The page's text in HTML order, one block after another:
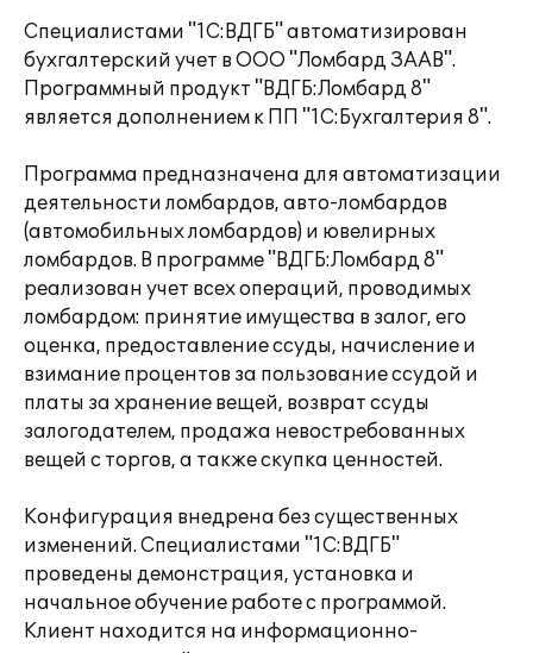
Специалистами "1С:ВДГБ" автоматизирован
бухгалтерский учет в ООО "Ломбард ЗААВ".
Программный продукт "ВДГБ:Ломбард 8"
является дополнением к ПП "1С:Бухгалтерия 8".
Программа предназначена для автоматизации
деятельности ломбардов, авто-ломбардов
(автомобильных ломбардов) и ювелирных
ломбардов. В программе "ВДГБ:Ломбард 8"
реализован учет всех операций, проводимых
ломбардом: принятие имущества в залог, его
оценка, предоставление ссуды, начисление и
взимание процентов за пользование ссудой и
платы за хранение вещей, возврат ссуды
залогодателем, продажа невостребованных
вещей с торгов, а также скупка ценностей.
Конфигурация внедрена без существенных
изменений. Специалистами "1С:ВДГБ"
проведены демонстрация, установка и
начальное обучение работе с программой.
Клиент находится на информационно-